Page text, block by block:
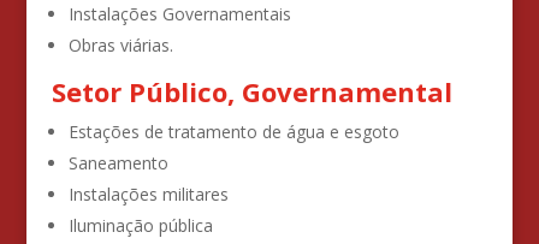
Instalações Governamentais
Obras viárias.
Setor Público, Governamental
Estações de tratamento de água e esgoto
Saneamento
Instalações militares
Iluminação pública